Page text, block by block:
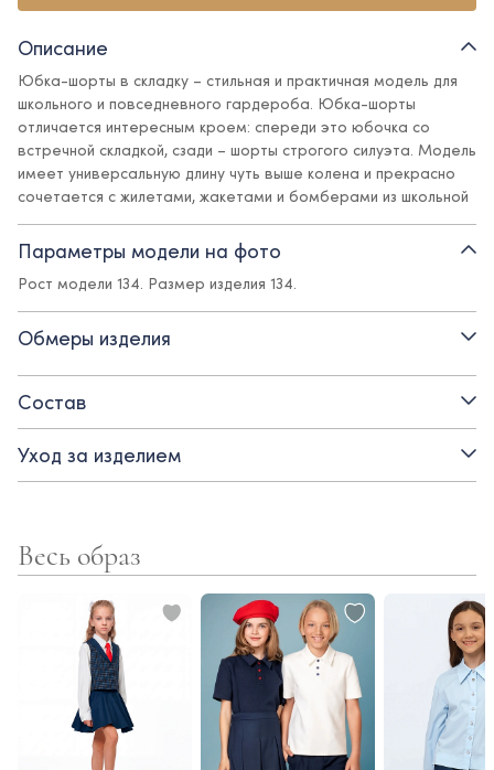
Описание
Юбка-шорты в складку – стильная и практичная модель для
школьного и повседневного гардероба. Юбка-шорты
отличается интересным кроем: спереди это юбочка со
встречной складкой, сзади – шорты строгого силуэта. Модель
имеет универсальную длину чуть выше колена и прекрасно
сочетается с жилетами, жакетами и бомберами из школьной
и повседневной коллекций Ole!twice. Пояс с регулирующейся
резинкой обеспечивает идеальную посадку.
Детали:
- пояс с внутренней регулирующейся резинкой
- боковая молния
- смесовая поливискозная ткань с содержанием эластана
комфортна и практична в носке - не мнется, не теряет цвет
сочетались между собой.
Параметры модели на фото
Рост модели 134. Размер изделия 134.
Обмеры изделия
Состав
Уход за изделием
Весь образ